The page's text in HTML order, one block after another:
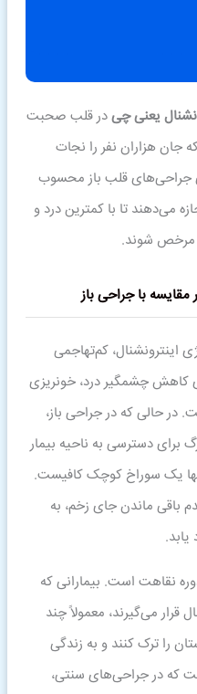
یعنی چیدر قلب صحبت
جان هزاران نفر را نجات
جراحی‌های قلب باز محسوب
می‌دهند تا با کمترین درد و
مرخص شوند.
مقایسه با جراحی باز
اینترونشنال، کم‌تهاجمی
کاهش چشمگیر درد، خونریزی
حالی که در جراحی باز،
دسترسی به ناحیه بیمار
یک سوراخ کوچک کافیست.
باقی ماندن جای زخم، به
نقاهت است. بیمارانی که
قرار می‌گیرند، معمولاً چند
را ترک کنند و به زندگی
که در جراحی‌های سنتی،